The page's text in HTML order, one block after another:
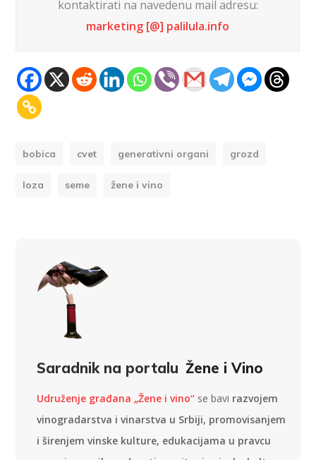
kontaktirati na navedenu mail adresu:
marketing [@] palilula.info
bobica cvet generativni organi grozd
loza seme žene i vino
Saradnik na portalu Žene i Vino
Udruženje građana „Žene i vino“ se bavi razvojem
vinogradarstva i vinarstva u Srbiji, promovisanjem
i širenjem vinske kulture, edukacijama u pravcu